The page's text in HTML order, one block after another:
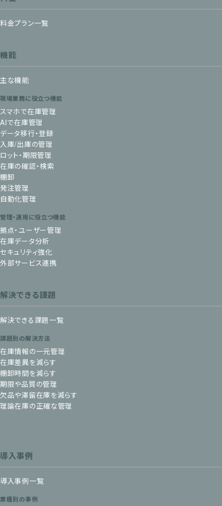
料金プラン一覧
機能
主な機能
現場業務に役立つ機能
スマホで在庫管理
AIで在庫管理
データ移行・登録
入庫/出庫の管理
ロット・期限管理
在庫の確認・検索
棚卸
発注管理
自動化管理
管理・運用に役立つ機能
拠点・ユーザー管理
在庫データ分析
セキュリティ強化
外部サービス連携
解決できる課題
解決できる課題一覧
課題別の解決方法
在庫情報の一元管理
在庫差異を減らす
棚卸時間を減らす
期限や品質の管理
欠品や滞留在庫を減らす
理論在庫の正確な管理
導入事例
導入事例一覧
業種別の事例